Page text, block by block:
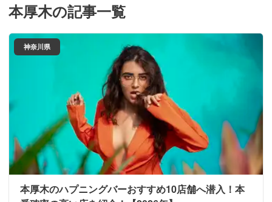
本厚木の記事一覧
神奈川県
本厚木のハプニングバーおすすめ10店舗へ潜入！本